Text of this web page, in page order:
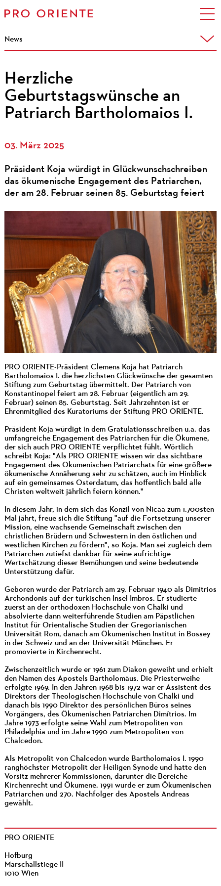
News
Herzliche
Geburtstagswünsche an
Patriarch Bartholomaios I.
03. März 2025
Präsident Koja würdigt in Glückwunschschreiben
das ökumenische Engagement des Patriarchen,
der am 28. Februar seinen 85. Geburtstag feiert
PRO ORIENTE-Präsident Clemens Koja hat Patriarch
Bartholomaios I. die herzlichsten Glückwünsche der gesamten
Stiftung zum Geburtstag übermittelt. Der Patriarch von
Konstantinopel feiert am 28. Februar (eigentlich am 29.
Februar) seinen 85. Geburtstag. Seit Jahrzehnten ist er
Ehrenmitglied des Kuratoriums der Stiftung PRO ORIENTE.
Präsident Koja würdigt in dem Gratulationsschreiben u.a. das
umfangreiche Engagement des Patriarchen für die Ökumene,
der sich auch PRO ORIENTE verpflichtet fühlt. Wörtlich
schreibt Koja: "Als PRO ORIENTE wissen wir das sichtbare
Engagement des Ökumenischen Patriarchats für eine größere
ökumenische Annäherung sehr zu schätzen, auch im Hinblick
auf ein gemeinsames Osterdatum, das hoffentlich bald alle
Christen weltweit jährlich feiern können."
In diesem Jahr, in dem sich das Konzil von Nicäa zum 1.700sten
Mal jährt, freue sich die Stiftung "auf die Fortsetzung unserer
Mission, eine wachsende Gemeinschaft zwischen den
christlichen Brüdern und Schwestern in den östlichen und
westlichen Kirchen zu fördern", so Koja. Man sei zugleich dem
Patriarchen zutiefst dankbar für seine aufrichtige
Wertschätzung dieser Bemühungen und seine bedeutende
Unterstützung dafür.
Geboren wurde der Patriarch am 29. Februar 1940 als Dimitrios
Archondonis auf der türkischen Insel Imbros. Er studierte
zuerst an der orthodoxen Hochschule von Chalki und
absolvierte dann weiterführende Studien am Päpstlichen
Institut für Orientalische Studien der Gregorianischen
Universität Rom, danach am Ökumenischen Institut in Bossey
in der Schweiz und an der Universität München. Er
promovierte in Kirchenrecht.
Zwischenzeitlich wurde er 1961 zum Diakon geweiht und erhielt
den Namen des Apostels Bartholomäus. Die Priesterweihe
erfolgte 1969. In den Jahren 1968 bis 1972 war er Assistent des
Direktors der Theologischen Hochschule von Chalki und
danach bis 1990 Direktor des persönlichen Büros seines
Vorgängers, des Ökumenischen Patriarchen Dimítrios. Im
Jahre 1973 erfolgte seine Wahl zum Metropoliten von
Philadelphia und im Jahre 1990 zum Metropoliten von
Chalcedon.
Als Metropolit von Chalcedon wurde Bartholomaios I. 1990
ranghöchster Metropolit der Heiligen Synode und hatte den
Vorsitz mehrerer Kommissionen, darunter die Bereiche
Kirchenrecht und Ökumene. 1991 wurde er zum Ökumenischen
Patriarchen und 270. Nachfolger des Apostels Andreas
gewählt.
PRO ORIENTE
Hofburg
Marschallstiege II
1010 Wien